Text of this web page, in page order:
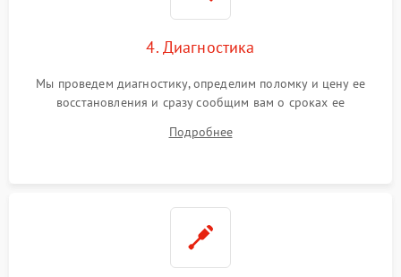
4. Диагностика
Мы проведем диагностику, определим поломку и цену ее
восстановления и сразу сообщим вам о сроках ее
Подробнее